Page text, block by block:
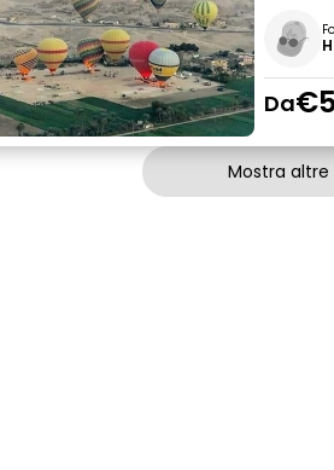
Da
Mostra